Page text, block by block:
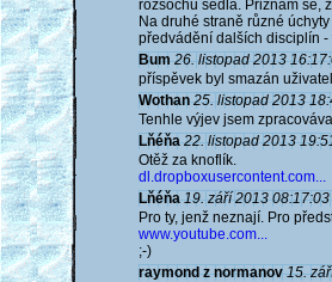
rozsochu sedla. Přiznám se,
Na druhé straně různé
předvádění dalších disciplín -
Bum 26. listopad 2013
příspěvek byl smazán
Wothan 25. listopad 2013
Tenhle výjev jsem
Lňéňa 22. listopad 2013
Otěž za knoflík.
dl.dropboxusercontent.com...
Lňéňa 19. září 2013 08:17:03
Pro ty, jenž neznají. Pro
www.youtube.com...
;-)
raymond z normanov 15.